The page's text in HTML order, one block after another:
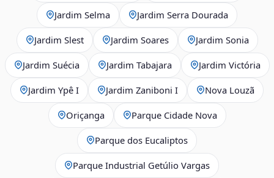
Jardim Selma Jardim Serra Dourada
Jardim Slest Jardim Soares Jardim Sonia
Jardim Suécia Jardim Tabajara Jardim Victória
Jardim Ypê I Jardim Zaniboni I Nova Louzã
Oriçanga Parque Cidade Nova
Parque dos Eucaliptos
Parque Industrial Getúlio Vargas